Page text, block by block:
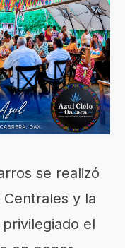
se realizó
y la
el